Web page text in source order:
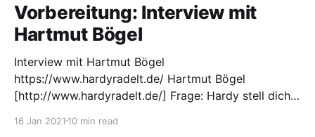
Vorbereitung: Interview mit
Hartmut Bögel
Interview mit Hartmut Bögel
https://www.hardyradelt.de/ Hartmut Bögel
[http://www.hardyradelt.de/] Frage: Hardy stell dich
kurz „Hardy“. Ich war schon immer ein Alltagsradler,
16 Jan 2021 10 min read